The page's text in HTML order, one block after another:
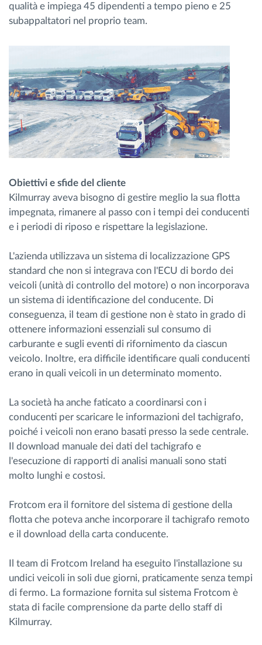
qualità e impiega 45 dipendenti a tempo pieno e 25
subappaltatori nel proprio team.
Obiettivi e sfide del cliente
Kilmurray aveva bisogno di gestire meglio la sua flotta
impegnata, rimanere al passo con i tempi dei conducenti
e i periodi di riposo e rispettare la legislazione.
L'azienda utilizzava un sistema di localizzazione GPS
standard che non si integrava con l'ECU di bordo dei
veicoli (unità di controllo del motore) o non incorporava
un sistema di identificazione del conducente. Di
conseguenza, il team di gestione non è stato in grado di
ottenere informazioni essenziali sul consumo di
carburante e sugli eventi di rifornimento da ciascun
veicolo. Inoltre, era difficile identificare quali conducenti
erano in quali veicoli in un determinato momento.
La società ha anche faticato a coordinarsi con i
conducenti per scaricare le informazioni del tachigrafo,
poiché i veicoli non erano basati presso la sede centrale.
Il download manuale dei dati del tachigrafo e
l'esecuzione di rapporti di analisi manuali sono stati
molto lunghi e costosi.
Frotcom era il fornitore del sistema di gestione della
flotta che poteva anche incorporare il tachigrafo remoto
e il download della carta conducente.
Il team di Frotcom Ireland ha eseguito l'installazione su
undici veicoli in soli due giorni, praticamente senza tempi
di fermo. La formazione fornita sul sistema Frotcom è
stata di facile comprensione da parte dello staff di
Kilmurray.